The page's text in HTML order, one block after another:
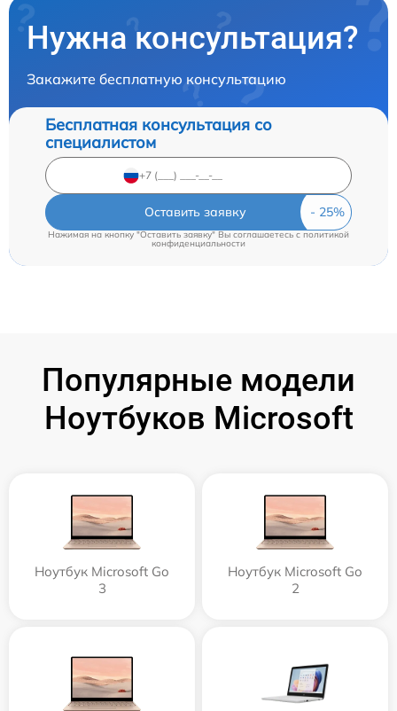
Нужна консультация?
Закажите бесплатную консультацию
Бесплатная консультация со
специалистом
Оставить заявку
Нажимая на кнопку "Оставить заявку" Вы соглашаетесь cполитикой
конфиденциальности
Популярные модели
Ноутбуков Microsoft
Ноутбук Microsoft Go
3
Ноутбук Microsoft Go
2